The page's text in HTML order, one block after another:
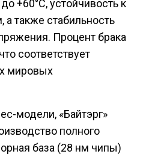
+60°C, устойчивость к
также стабильность
Процент брака
соответствует
мировых
модели, «Байтэрг»
полного
база (28 нм чипы)